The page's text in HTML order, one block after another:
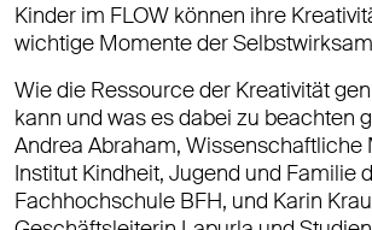
Kinder im FLOW können ihre
wichtige Momente der
Wie die Ressource der Kreativität
kann und was es dabei zu beachten
Andrea Abraham, Wissenschaftliche
Institut Kindheit, Jugend und Familie
Fachhochschule BFH, und Karin